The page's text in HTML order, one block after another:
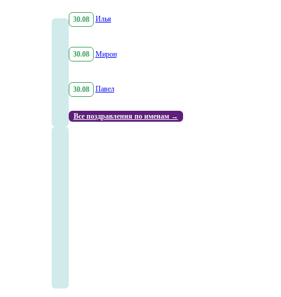
30.08 Илья
30.08 Мирон
30.08 Павел
Все поздравления по именам →